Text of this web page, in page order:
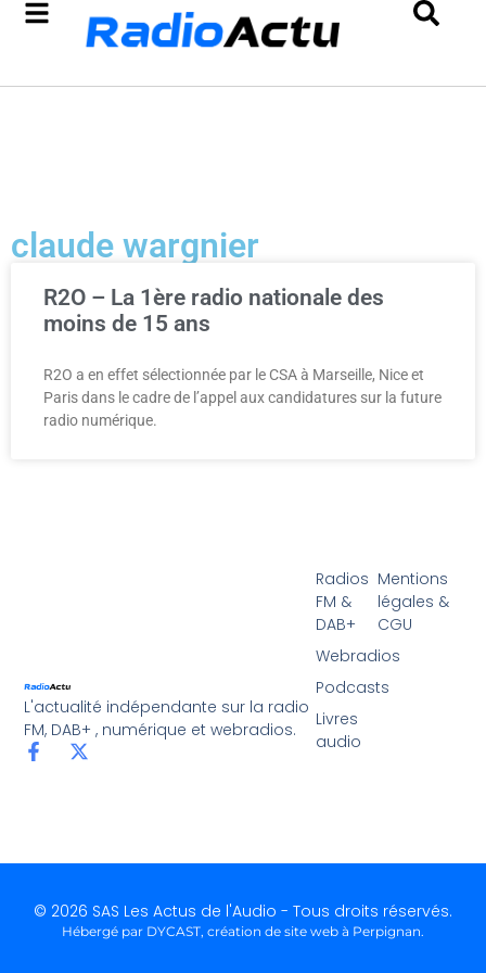
claude wargnier
R2O – La 1ère radio nationale des
moins de 15 ans
R2O a en effet sélectionnée par le CSA à Marseille, Nice et
Paris dans le cadre de l’appel aux candidatures sur la future
radio numérique.
L'actualité indépendante sur la radio
FM, DAB+ , numérique et webradios.
Radios
FM &
DAB+
Webradios
Podcasts
Livres
audio
Mentions
légales &
CGU
© 2026 SAS Les Actus de l'Audio - Tous droits réservés.
Hébergé par DYCAST, création de site web à Perpignan.